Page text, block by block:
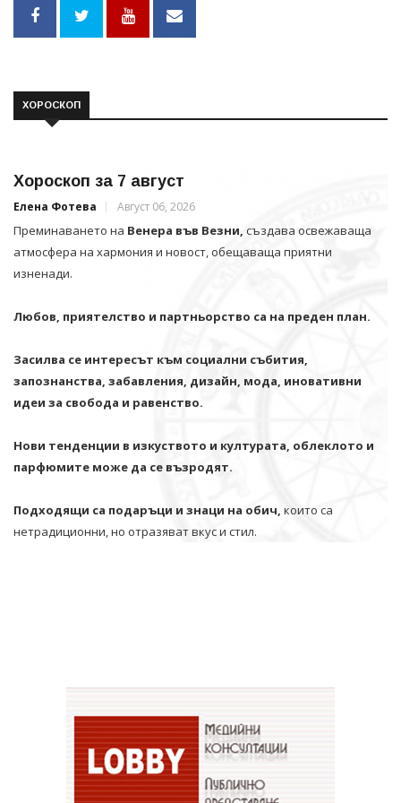
ХОРОСКОП
Хороскоп за 7 август
Елена Фотева Август 06, 2026
Преминаването на Венера във Везни, създава освежаваща
атмосфера на хармония и новост, обещаваща приятни
изненади.
Любов, приятелство и партньорство са на преден план.
Засилва се интересът към социални събития,
запознанства, забавления, дизайн, мода, иновативни
идеи за свобода и равенство.
Нови тенденции в изкуството и културата, облеклото и
парфюмите може да се възродят.
Подходящи са подаръци и знаци на обич, които са
нетрадиционни, но отразяват вкус и стил.